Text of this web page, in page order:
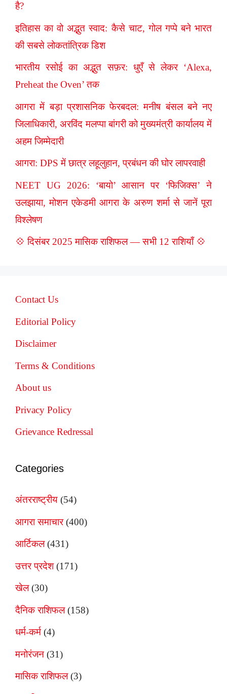
है?
इतिहास का वो अद्भुत स्वाद: कैसे चाट, गोल गप्पे बने भारत
की सबसे लोकतांत्रिक डिश
भारतीय रसोई का अद्भुत सफ़र: धुएँ से लेकर ‘Alexa,
Preheat the Oven’ तक
आगरा में बड़ा प्रशासनिक फेरबदल: मनीष बंसल बने नए
जिलाधिकारी, अरविंद मलप्पा बांगरी को मुख्यमंत्री कार्यालय में
अहम जिम्मेदारी
आगरा: DPS में छात्र लहूलुहान, प्रबंधन की घोर लापरवाही
NEET UG 2026: ‘बायो’ आसान पर ‘फिजिक्स’ ने
उलझाया, मोशन एकेडमी आगरा के अरुण शर्मा से जानें पूरा
विश्लेषण
💠 दिसंबर 2025 मासिक राशिफल — सभी 12 राशियाँ 💠
Contact Us
Editorial Policy
Disclaimer
Terms & Conditions
About us
Privacy Policy
Grievance Redressal
Categories
अंतरराष्ट्रीय (54)
आगरा समाचार(400)
आर्टिकल(431)
उत्तर प्रदेश(171)
खेल(30)
दैनिक राशिफल(158)
धर्म-कर्म (4)
मनोरंजन (31)
मासिक राशिफल(3)